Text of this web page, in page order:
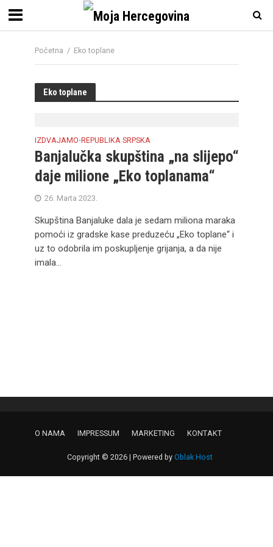
Početna / Eko toplane
Eko toplane
IZDVAJAMO•REPUBLIKA SRPSKA
Banjalučka skupština „na slijepo“
daje milione „Eko toplanama“
26. Marta 2023.
Skupština Banjaluke dala je sedam miliona maraka
pomoći iz gradske kase preduzeću „Eko toplane“ i
uz to odobrila im poskupljenje grijanja, a da nije
imala...
O NAMA IMPRESSUM MARKETING KONTAKT
Copyright © 2026 | Powered by Oblak Host